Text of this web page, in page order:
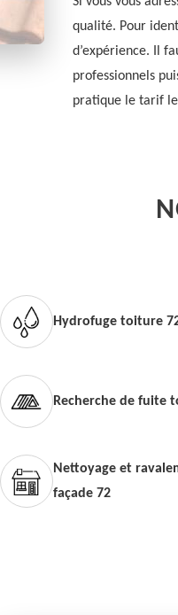
qualité. Pour
d’expérience. Il
professionnels
pratique le tarif
Hydrofuge toiture
Recherche de fuite
Nettoyage et
façade 72